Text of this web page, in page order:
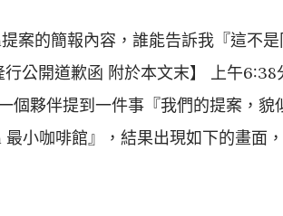
案的簡報內容，誰能告訴我『這不是
公開道歉函 附於本文末】 上午6:38
個夥伴提到一件事『我們的提案，貌
小咖啡館』，結果出現如下的畫面